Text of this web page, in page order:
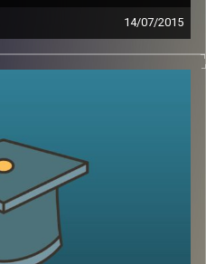
14/07/2015
פרופסור שחר קריב,
ההתנהגותית והכלים
מתמודדת הכלכלה עם
וההתנהגות האנושית.
שנים על מעמד המפלגה
העדפת כלכלה שוויונית